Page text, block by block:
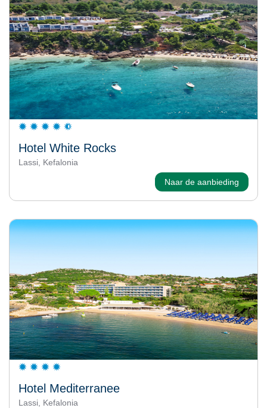
Hotel White Rocks
Lassi, Kefalonia
Naar de aanbieding
Hotel Mediterranee
Lassi, Kefalonia